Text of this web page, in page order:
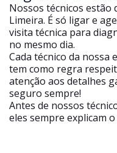
Nossos técnicos
Limeira. É só ligar e
visita técnica para
no mesmo dia.
Cada técnico da nossa
tem como regra
atenção aos detalhes
seguro sempre!
Antes de nossos
eles sempre explicam